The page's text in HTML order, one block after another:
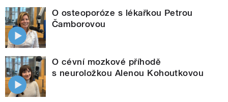
O osteoporóze s lékařkou Petrou
Čamborovou
O cévní mozkové příhodě
s neuroložkou Alenou Kohoutkovou